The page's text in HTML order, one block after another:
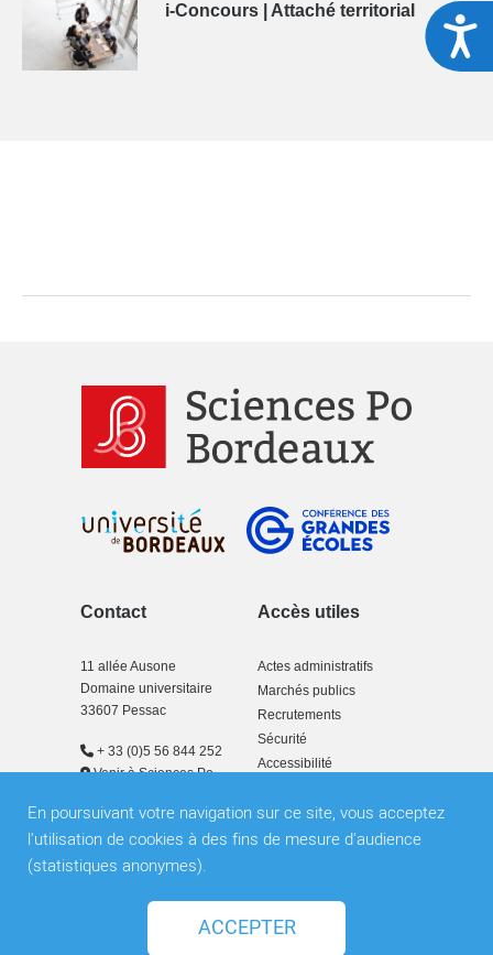
En poursuivant votre navigation sur ce site, vous acceptez
l'utilisation de cookies à des fins de mesure d'audience
(statistiques anonymes).
ACCEPTER
i-Concours | Attaché territorial
Contact
11 allée Ausone
Domaine universitaire
33607 Pessac
+ 33 (0)5 56 844 252
Venir à Sciences Po
Accès utiles
Actes administratifs
Marchés publics
Recrutements
Sécurité
Accessibilité